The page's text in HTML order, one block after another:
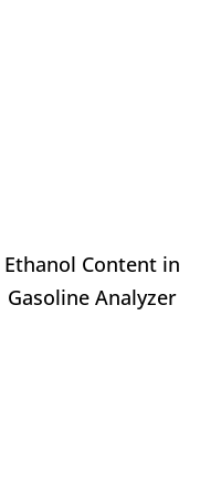
Ethanol Content in
Gasoline Analyzer